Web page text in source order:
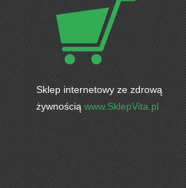
Sklep internetowy ze zdrową
żywnością www.SklepVita.pl